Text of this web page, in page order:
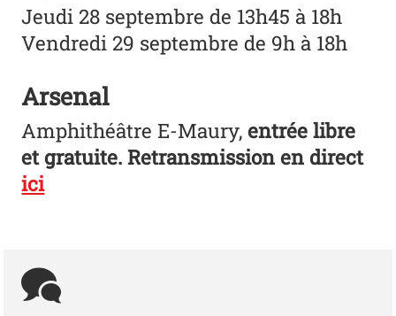
Jeudi 28 septembre de 13h45 à 18h
Vendredi 29 septembre de 9h à 18h
Arsenal
Amphithéâtre E-Maury,entrée libre
et gratuite. Retransmission en direct
ici